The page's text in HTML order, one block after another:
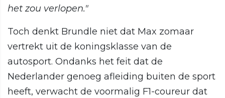
het zou verlopen."
Toch denkt Brundle niet dat Max zomaar
vertrekt uit de koningsklasse van de
autosport. Ondanks het feit dat de
Nederlander genoeg afleiding buiten de sport
heeft, verwacht de voormalig F1-coureur dat